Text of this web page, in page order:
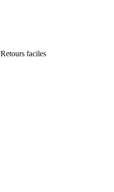
Retours faciles